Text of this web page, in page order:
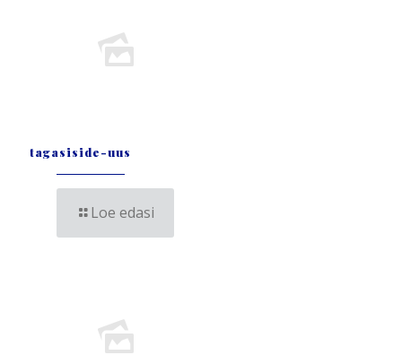
tagasiside-uus
Loe edasi